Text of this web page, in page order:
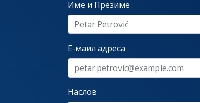
Име и Презиме
Е-маил адреса
Наслов